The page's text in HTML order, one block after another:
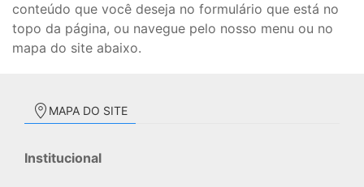
conteúdo que você deseja no formulário que está no
topo da página, ou navegue pelo nosso menu ou no
mapa do site abaixo.
MAPA DO SITE
Institucional